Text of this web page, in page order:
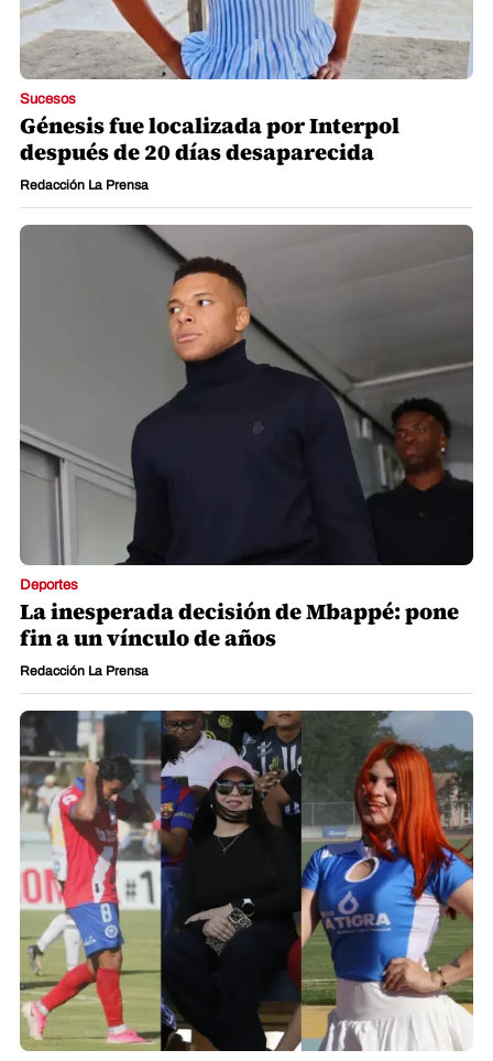
Sucesos
Génesis fue localizada por Interpol
después de 20 días desaparecida
Redacción La Prensa
Deportes
La inesperada decisión de Mbappé: pone
fin a un vínculo de años
Redacción La Prensa